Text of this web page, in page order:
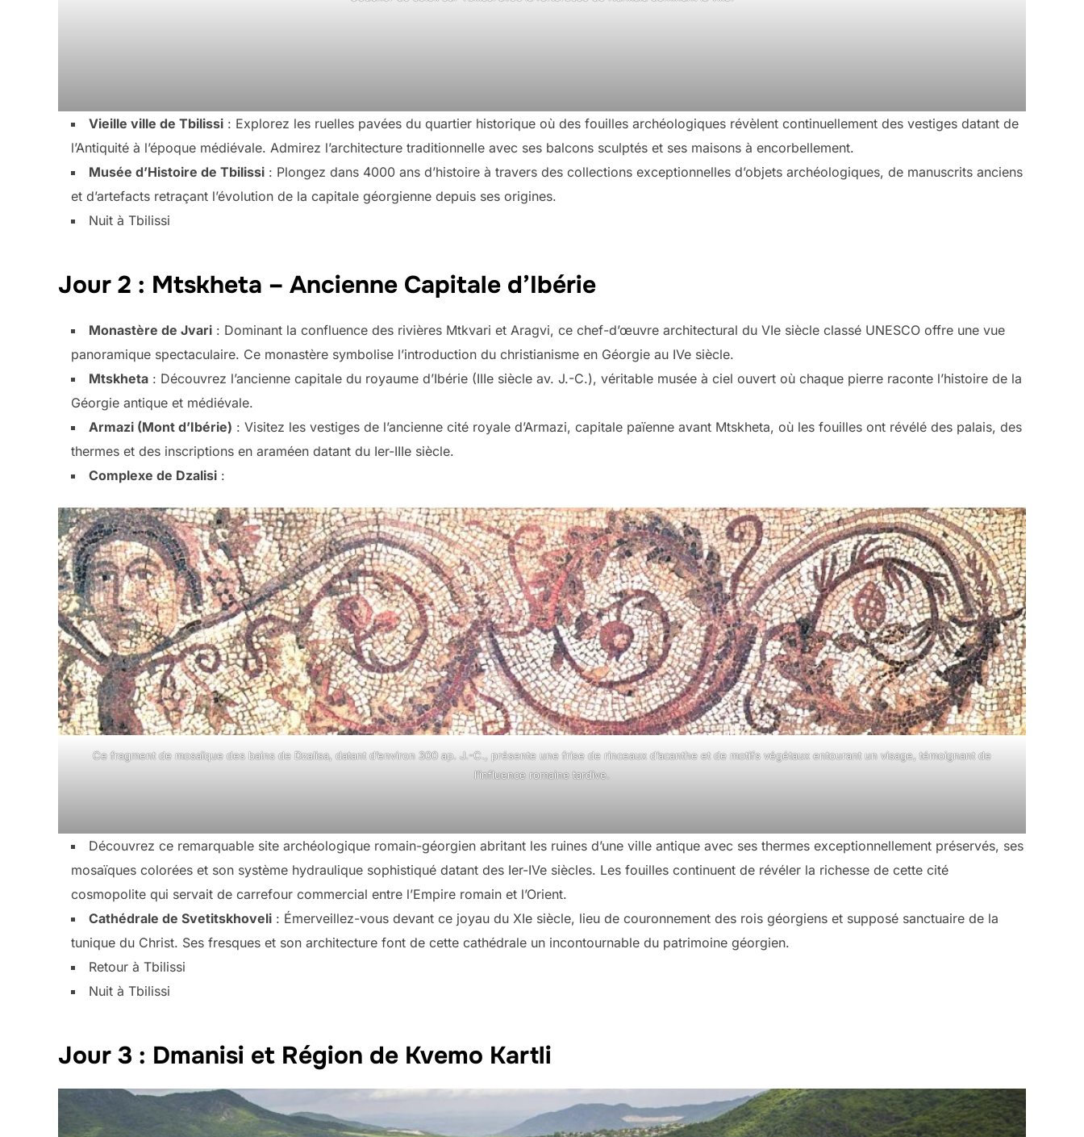
Vieille ville de Tbilissi : Explorez les ruelles pavées du quartier historique où des fouilles archéologiques révèlent continuellement des vestiges datant de
l’Antiquité à l’époque médiévale. Admirez l’architecture traditionnelle avec ses balcons sculptés et ses maisons à encorbellement.
Musée d’Histoire de Tbilissi : Plongez dans 4000 ans d’histoire à travers des collections exceptionnelles d’objets archéologiques, de manuscrits anciens
et d’artefacts retraçant l’évolution de la capitale géorgienne depuis ses origines.
Nuit à Tbilissi
Jour 2 : Mtskheta – Ancienne Capitale d’Ibérie
Monastère de Jvari : Dominant la confluence des rivières Mtkvari et Aragvi, ce chef-d’œuvre architectural du VIe siècle classé UNESCO offre une vue
panoramique spectaculaire. Ce monastère symbolise l’introduction du christianisme en Géorgie au IVe siècle.
Mtskheta : Découvrez l’ancienne capitale du royaume d’Ibérie (IIIe siècle av. J.-C.), véritable musée à ciel ouvert où chaque pierre raconte l’histoire de la
Géorgie antique et médiévale.
Armazi (Mont d’Ibérie) : Visitez les vestiges de l’ancienne cité royale d’Armazi, capitale païenne avant Mtskheta, où les fouilles ont révélé des palais, des
thermes et des inscriptions en araméen datant du Ier-IIIe siècle.
Complexe de Dzalisi :
Ce fragment de mosaïque des bains de Dzalisa, datant d’environ 300 ap. J.-C., présente une frise de rinceaux d’acanthe et de motifs végétaux entourant un visage, témoignant de
l’influence romaine tardive.
Découvrez ce remarquable site archéologique romain-géorgien abritant les ruines d’une ville antique avec ses thermes exceptionnellement préservés, ses
mosaïques colorées et son système hydraulique sophistiqué datant des Ier-IVe siècles. Les fouilles continuent de révéler la richesse de cette cité
cosmopolite qui servait de carrefour commercial entre l’Empire romain et l’Orient.
Cathédrale de Svetitskhoveli : Émerveillez-vous devant ce joyau du XIe siècle, lieu de couronnement des rois géorgiens et supposé sanctuaire de la
tunique du Christ. Ses fresques et son architecture font de cette cathédrale un incontournable du patrimoine géorgien.
Retour à Tbilissi
Nuit à Tbilissi
Jour 3 : Dmanisi et Région de Kvemo Kartli